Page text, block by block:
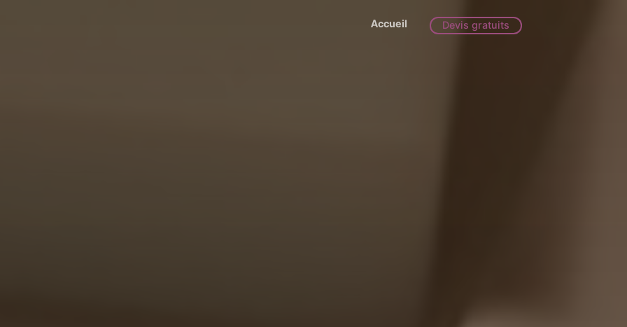
Accueil Devis gratuits